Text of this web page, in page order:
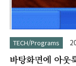
TECH/Programs
바탕화면에 아